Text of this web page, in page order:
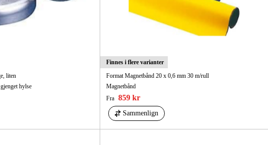
liten
hylse
Finnes i flere varianter
Format Magnetbånd 20 x 0,6 mm 30 m/rull
Magnetbånd
Fra 859 kr
Sammenlign